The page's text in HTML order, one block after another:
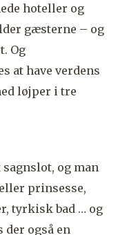
hoteller og
gæsterne – og
Og
at have verdens
løjper i tre
og man
prinsesse,
tyrkisk bad … og
også en